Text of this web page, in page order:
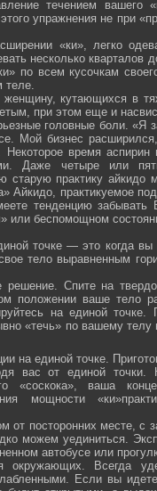
течением
упражнения не при
«ки», легко
несколько кварталов
по всем кусочкам
теле.
кутающихся в
при этом еще и
головные боли. «Я
Мой бизнес
время
Даже четыре или
практику айкидо
Айкидо, практикуемое
тенденцию забывать
или беспомощном
точке — это когда
тело выравненным
решение. Спите на
положении ваше тело
на единой
«течь» по вашему
на единой точке.
вас от единой
«соскока», ваша
мощности
от посторонних месте, с
можем уединиться.
автобусе или
окружающих. Всегда
Если вы